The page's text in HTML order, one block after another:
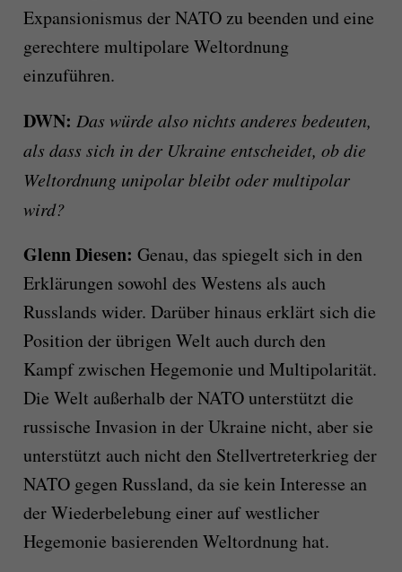
Expansionismus der NATO zu beenden und eine
gerechtere multipolare Weltordnung
einzuführen.
DWN: Das würde also nichts anderes bedeuten,
als dass sich in der Ukraine entscheidet, ob die
Weltordnung unipolar bleibt oder multipolar
wird?
Glenn Diesen: Genau, das spiegelt sich in den
Erklärungen sowohl des Westens als auch
Russlands wider. Darüber hinaus erklärt sich die
Position der übrigen Welt auch durch den
Kampf zwischen Hegemonie und Multipolarität.
Die Welt außerhalb der NATO unterstützt die
russische Invasion in der Ukraine nicht, aber sie
unterstützt auch nicht den Stellvertreterkrieg der
NATO gegen Russland, da sie kein Interesse an
der Wiederbelebung einer auf westlicher
Hegemonie basierenden Weltordnung hat.